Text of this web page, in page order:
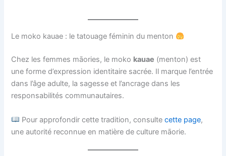
Le moko kauae : le tatouage féminin du menton
Chez les femmes māories, le moko kauae (menton) est
une forme d’expression identitaire sacrée. Il marque l’entrée
dans l’âge adulte, la sagesse et l’ancrage dans les
responsabilités communautaires.
Pour approfondir cette tradition, consultecette page,
une autorité reconnue en matière de culture māorie.